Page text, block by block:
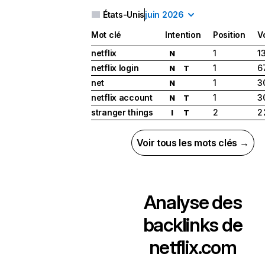
États-Unisjuin 2026
Mot clé Intention Position
netflix
N 1
netflix login
N T 1
net
N 1
netflix account
N T 1
stranger things
I T 2 2
Voir tous les mots clés →
Analyse des
backlinks de
netflix.com